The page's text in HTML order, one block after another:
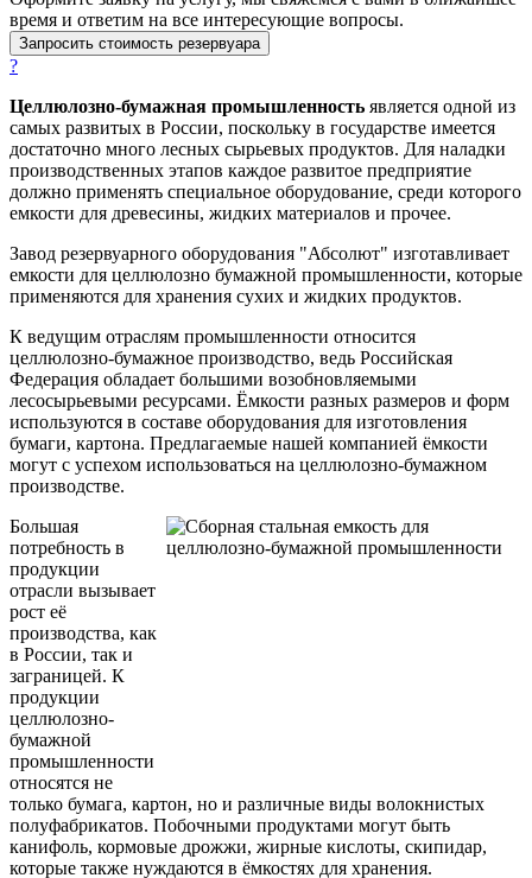
время и ответим на все интересующие вопросы.
Запросить стоимость резервуара
?
Целлюлозно-бумажная промышленность является одной из
самых развитых в России, поскольку в государстве имеется
достаточно много лесных сырьевых продуктов. Для наладки
производственных этапов каждое развитое предприятие
должно применять специальное оборудование, среди которого
емкости для древесины, жидких материалов и прочее.
Завод резервуарного оборудования "Абсолют" изготавливает
емкости для целлюлозно бумажной промышленности, которые
применяются для хранения сухих и жидких продуктов.
К ведущим отраслям промышленности относится
целлюлозно-бумажное производство, ведь Российская
Федерация обладает большими возобновляемыми
лесосырьевыми ресурсами. Ёмкости разных размеров и форм
используются в составе оборудования для изготовления
бумаги, картона. Предлагаемые нашей компанией ёмкости
могут с успехом использоваться на целлюлозно-бумажном
производстве.
Большая
потребность в
продукции
отрасли вызывает
рост её
производства, как
в России, так и
заграницей. К
продукции
целлюлозно-
бумажной
промышленности
относятся не
только бумага, картон, но и различные виды волокнистых
полуфабрикатов. Побочными продуктами могут быть
канифоль, кормовые дрожжи, жирные кислоты, скипидар,
которые также нуждаются в ёмкостях для хранения.